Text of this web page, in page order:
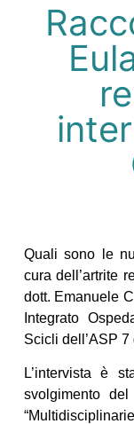
Quali sono le
cura dell’artrite
dott. Emanuele
Integrato
Scicli dell’ASP
L’intervista è
svolgimento